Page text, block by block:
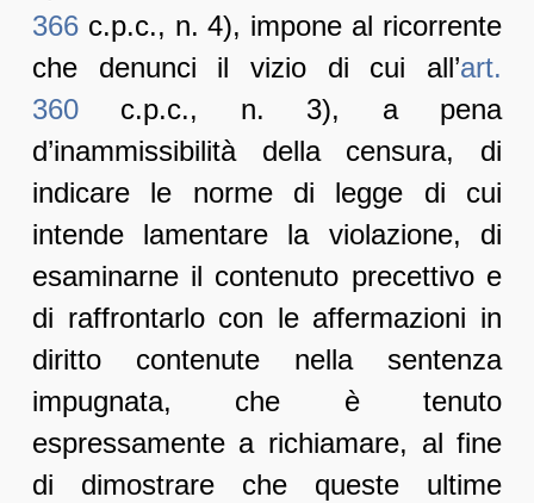
366c.p.c., n. 4), impone al ricorrente
che denunci il vizio di cui all’art.
360c.p.c., n. 3), a pena
d’inammissibilità della censura, di
indicare le norme di legge di cui
intende lamentare la violazione, di
esaminarne il contenuto precettivo e
di raffrontarlo con le affermazioni in
diritto contenute nella sentenza
impugnata, che è tenuto
espressamente a richiamare, al fine
di dimostrare che queste ultime